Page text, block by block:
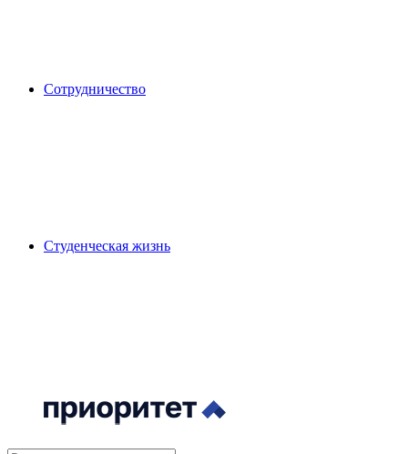
Сотрудничество
Студенческая жизнь